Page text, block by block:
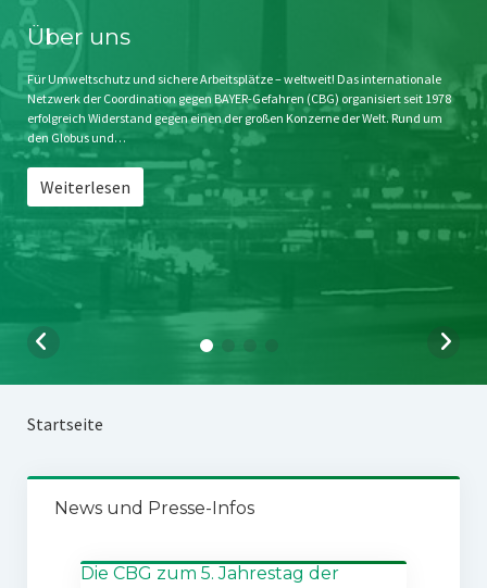
Impressum
Störfälle
Stichwort BAYER
Jahrestagung
SPENDEN
Über uns
Für Umweltschutz und sichere Arbeitsplätze – weltweit! Das internationale
Netzwerk der Coordination gegen BAYER-Gefahren (CBG) organisiert seit 1978
erfolgreich Widerstand gegen einen der großen Konzerne der Welt. Rund um
den Globus und…
Weiterlesen
Startseite
News und Presse-Infos
Die CBG zum 5. Jahrestag der